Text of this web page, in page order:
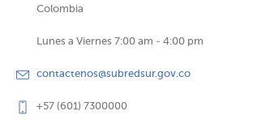
Colombia
Lunes a Viernes 7:00 am - 4:00 pm
contactenos@subredsur.gov.co
+57 (601) 7300000